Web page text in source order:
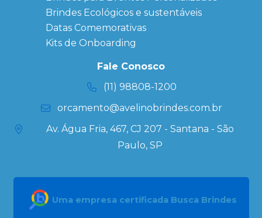
Personalizados
Datas Especiais
Ecobag
Personalizada
Kits
Brindes Ecológicos e sustentáveis
Datas Comemorativas
Kits de Onboarding
Fale Conosco
(11) 98808-1200
orcamento@avelinobrindes.com.br
Av. Água Fria, 467, CJ 207 - Santana - São
Paulo, SP
Uma empresa certificada Busca Brindes